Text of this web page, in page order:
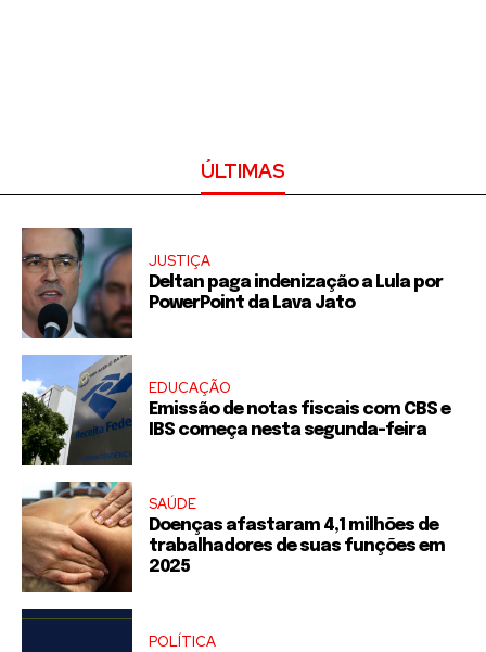
ÚLTIMAS
JUSTIÇA
Deltan paga indenização a Lula por
PowerPoint da Lava Jato
EDUCAÇÃO
Emissão de notas fiscais com CBS e
IBS começa nesta segunda-feira
SAÚDE
Doenças afastaram 4,1 milhões de
trabalhadores de suas funções em
2025
POLÍTICA